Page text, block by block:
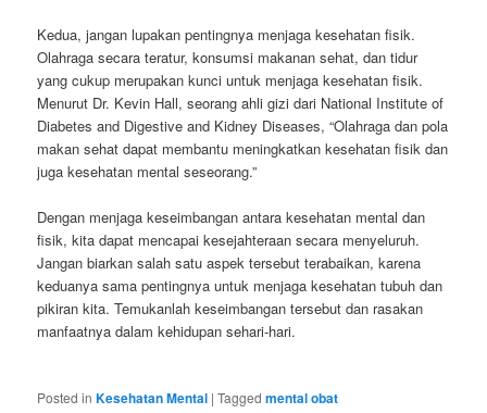
Kedua, jangan lupakan pentingnya menjaga kesehatan fisik.
Olahraga secara teratur, konsumsi makanan sehat, dan tidur
yang cukup merupakan kunci untuk menjaga kesehatan fisik.
Menurut Dr. Kevin Hall, seorang ahli gizi dari National Institute of
Diabetes and Digestive and Kidney Diseases, “Olahraga dan pola
makan sehat dapat membantu meningkatkan kesehatan fisik dan
juga kesehatan mental seseorang.”
Dengan menjaga keseimbangan antara kesehatan mental dan
fisik, kita dapat mencapai kesejahteraan secara menyeluruh.
Jangan biarkan salah satu aspek tersebut terabaikan, karena
keduanya sama pentingnya untuk menjaga kesehatan tubuh dan
pikiran kita. Temukanlah keseimbangan tersebut dan rasakan
manfaatnya dalam kehidupan sehari-hari.
Posted in Kesehatan Mental |Tagged mental obat